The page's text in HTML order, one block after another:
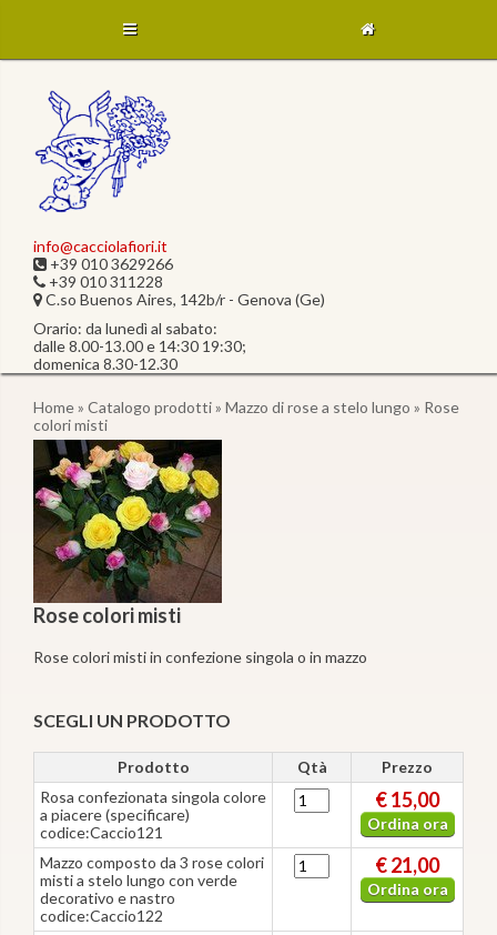
info@cacciolafiori.it
+39 010 3629266
+39 010 311228
C.so Buenos Aires, 142b/r - Genova (Ge)
Orario: da lunedì al sabato:
dalle 8.00-13.00 e 14:30 19:30;
domenica 8.30-12.30
Home» Catalogo prodotti» Mazzo di rose a stelo lungo » Rose
colori misti
Rose colori misti
Rose colori misti in confezione singola o in mazzo
SCEGLI UN PRODOTTO
Prodotto Qtà Prezzo
Rosa confezionata singola colore
a piacere (specificare)
codice:Caccio121
€ 15,00
Ordina ora
Mazzo composto da 3 rose colori
misti a stelo lungo con verde
decorativo e nastro
codice:Caccio122
€ 21,00
Ordina ora